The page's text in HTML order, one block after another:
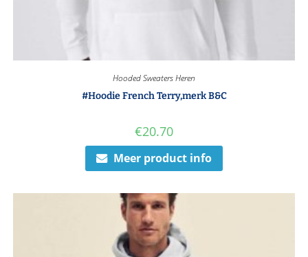
Hooded Sweaters Heren
#Hoodie French Terry,merk B&C
€20.70
Meer product info